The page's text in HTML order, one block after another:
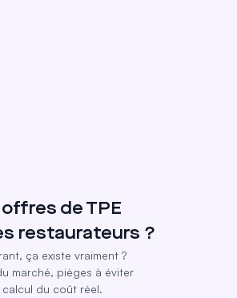
de TPE
restaurateurs ?
ça existe vraiment ?
marché, pièges à éviter
du coût réel.